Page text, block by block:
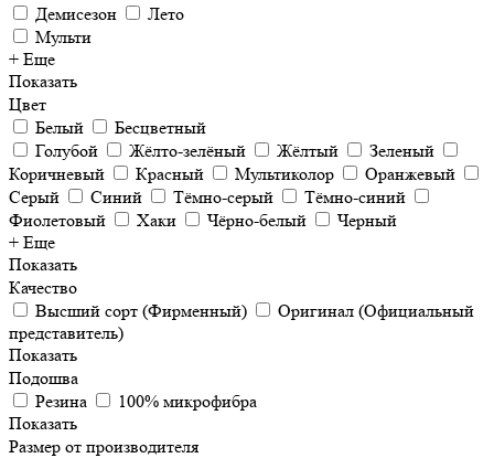
Демисезон
Лето
Мульти
+ Еще
Показать
Цвет
Белый
Бесцветный
Голубой
Жёлто-зелёный Жёлтый
Зеленый
Коричневый
Красный Мультиколор
Оранжевый
Серый
Синий Тёмно-серый
Тёмно-синий
Фиолетовый
Хаки Чёрно-белый
Черный
+ Еще
Показать
Качество
Высший сорт (Фирменный)
Оригинал (Официальный
представитель)
Показать
Подошва
Резина
100% микрофибра
Показать
Размер от производителя